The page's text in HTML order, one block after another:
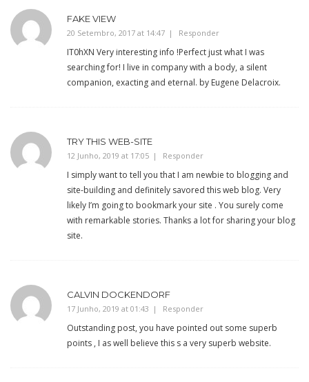
FAKE VIEW
20 Setembro, 2017 at 14:47 Responder
IT0hXN Very interesting info !Perfect just what I was
searching for! I live in company with a body, a silent
companion, exacting and eternal. by Eugene Delacroix.
TRY THIS WEB-SITE
12 Junho, 2019 at 17:05 Responder
I simply want to tell you that I am newbie to blogging and
site-building and definitely savored this web blog. Very
likely I’m going to bookmark your site . You surely come
with remarkable stories. Thanks a lot for sharing your blog
site.
CALVIN DOCKENDORF
17 Junho, 2019 at 01:43 Responder
Outstanding post, you have pointed out some superb
points , I as well believe this s a very superb website.